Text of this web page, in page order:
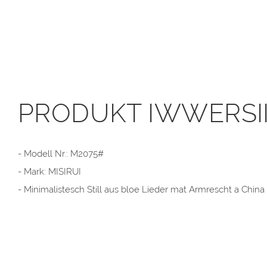
PRODUKT
- Modell Nr.: M2075#
- Mark: MISIRUI
- Minimalistesch Still aus bloe Lieder mat Armrescht a China